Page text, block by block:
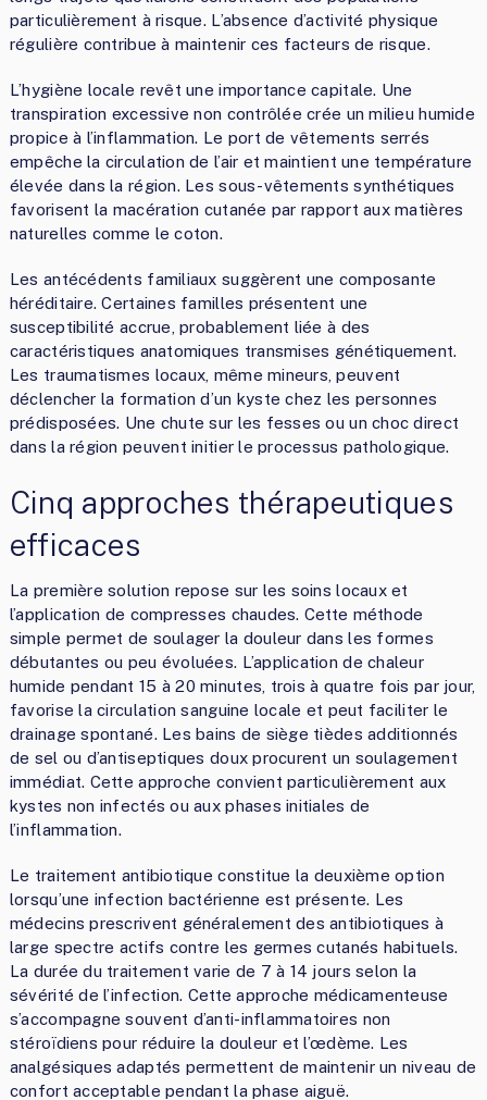
particulièrement à risque. L’absence d’activité physique
régulière contribue à maintenir ces facteurs de risque.
L’hygiène locale revêt une importance capitale. Une
transpiration excessive non contrôlée crée un milieu humide
propice à l’inflammation. Le port de vêtements serrés
empêche la circulation de l’air et maintient une température
élevée dans la région. Les sous-vêtements synthétiques
favorisent la macération cutanée par rapport aux matières
naturelles comme le coton.
Les antécédents familiaux suggèrent une composante
héréditaire. Certaines familles présentent une
susceptibilité accrue, probablement liée à des
caractéristiques anatomiques transmises génétiquement.
Les traumatismes locaux, même mineurs, peuvent
déclencher la formation d’un kyste chez les personnes
prédisposées. Une chute sur les fesses ou un choc direct
dans la région peuvent initier le processus pathologique.
Cinq approches thérapeutiques
efficaces
La première solution repose sur les soins locaux et
l’application de compresses chaudes. Cette méthode
simple permet de soulager la douleur dans les formes
débutantes ou peu évoluées. L’application de chaleur
humide pendant 15 à 20 minutes, trois à quatre fois par jour,
favorise la circulation sanguine locale et peut faciliter le
drainage spontané. Les bains de siège tièdes additionnés
de sel ou d’antiseptiques doux procurent un soulagement
immédiat. Cette approche convient particulièrement aux
kystes non infectés ou aux phases initiales de
l’inflammation.
Le traitement antibiotique constitue la deuxième option
lorsqu’une infection bactérienne est présente. Les
médecins prescrivent généralement des antibiotiques à
large spectre actifs contre les germes cutanés habituels.
La durée du traitement varie de 7 à 14 jours selon la
sévérité de l’infection. Cette approche médicamenteuse
s’accompagne souvent d’anti-inflammatoires non
stéroïdiens pour réduire la douleur et l’œdème. Les
analgésiques adaptés permettent de maintenir un niveau de
confort acceptable pendant la phase aiguë.